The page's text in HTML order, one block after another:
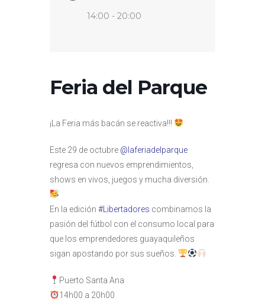
14:00 - 20:00
Feria del Parque
¡La Feria más bacán se reactiva!!!
Este 29 de octubre @laferiadelparque
regresa con nuevos emprendimientos,
shows en vivos, juegos y mucha diversión.
En la edición #Libertadores combinamos la
pasión del fútbol con el consumo local para
que los emprendedores guayaquileños
sigan apostando por sus sueños.
Puerto Santa Ana
14h00 a 20h00